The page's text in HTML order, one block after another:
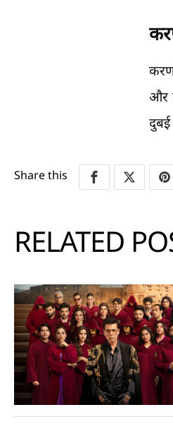
और
दुबई
Share this
RELATED